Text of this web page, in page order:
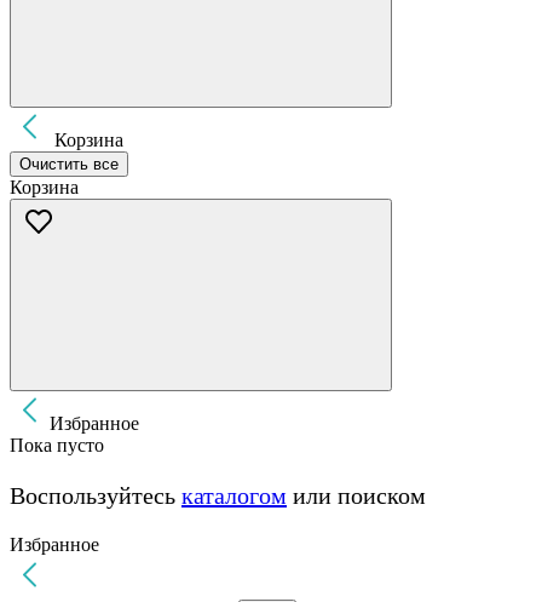
Корзина
Очистить все
Корзина
Избранное
Пока пусто
Воспользуйтесь каталогом или поиском
Избранное